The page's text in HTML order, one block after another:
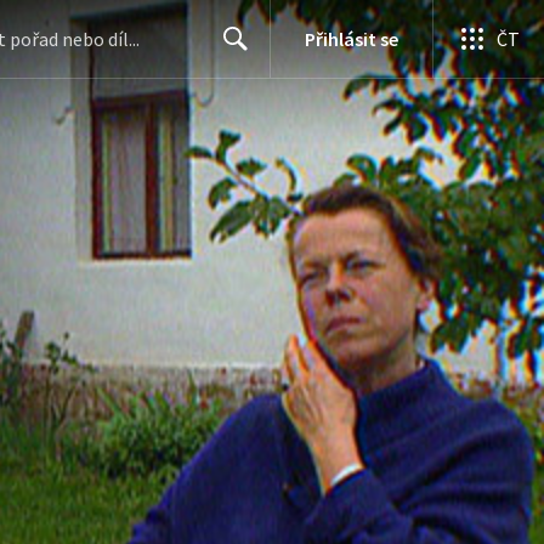
Search
Přihlásit se ČT